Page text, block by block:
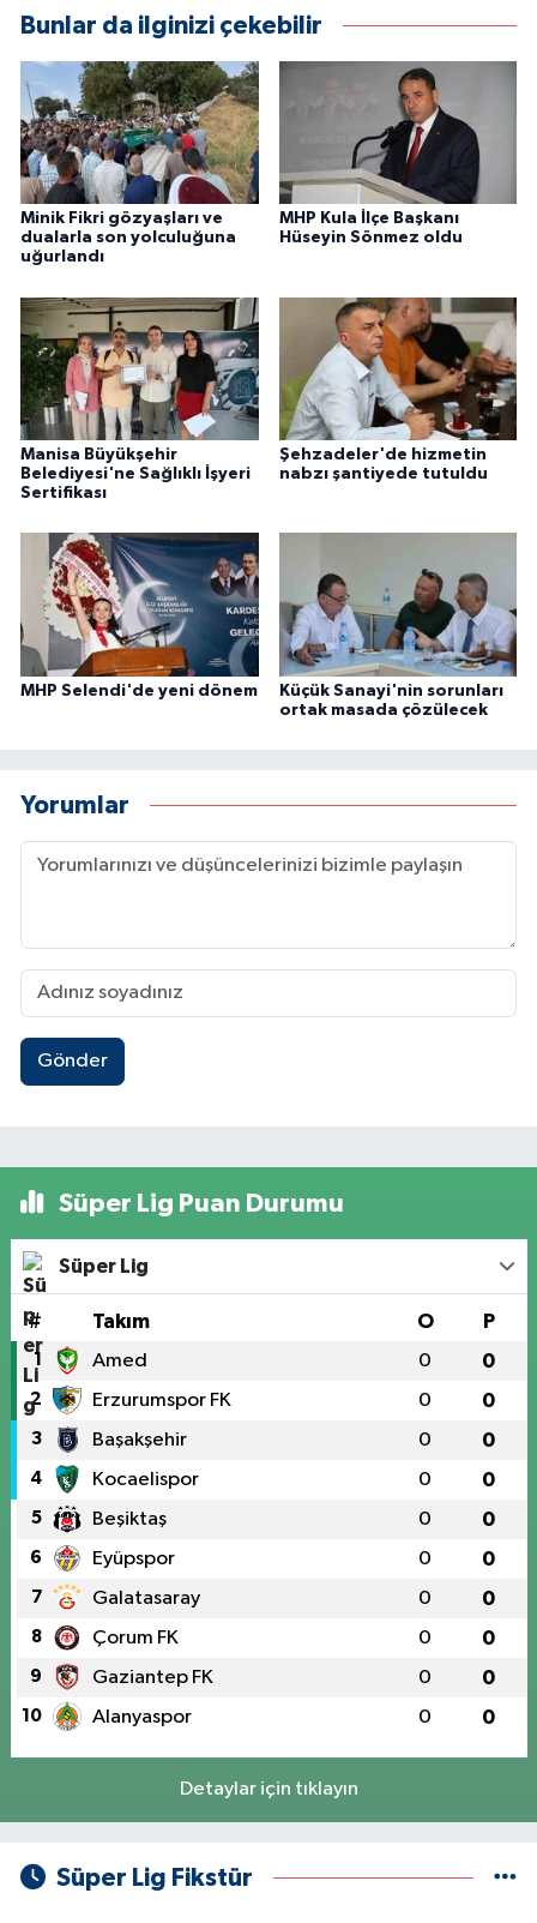
Bunlar da ilginizi çekebilir
Minik Fikri gözyaşları ve
dualarla son yolculuğuna
uğurlandı
MHP Kula İlçe Başkanı
Hüseyin Sönmez oldu
Manisa Büyükşehir
Belediyesi'ne Sağlıklı İşyeri
Sertifikası
Şehzadeler'de hizmetin
nabzı şantiyede tutuldu
MHP Selendi'de yeni dönem
Küçük Sanayi'nin sorunları
ortak masada çözülecek
Yorumlar
Gönder
Süper Lig Puan Durumu
Süper Lig
# Takım O P
1 Amed 0 0
2 Erzurumspor FK 0 0
3 Başakşehir 0 0
4 Kocaelispor 0 0
5 Beşiktaş 0 0
6 Eyüpspor 0 0
7 Galatasaray 0 0
8 Çorum FK 0 0
9 Gaziantep FK 0 0
10 Alanyaspor 0 0
Detaylar için tıklayın
Süper Lig Fikstür